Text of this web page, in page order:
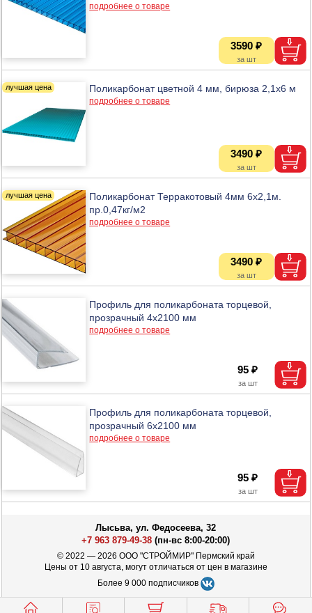
подробнее о товаре
3590 ₽
Поликарбонат цветной 4 мм, бирюза 2,1х6 м
подробнее о товаре
3490 ₽
Поликарбонат Терракотовый 4мм 6х2,1м.
пр.0,47кг/м2
подробнее о товаре
3490 ₽
Профиль для поликарбоната торцевой,
прозрачный 4х2100 мм
подробнее о товаре
95 ₽
Профиль для поликарбоната торцевой,
прозрачный 6х2100 мм
подробнее о товаре
95 ₽
Лысьва, ул. Федосеева, 32
+7 963 879-49-38 (пн-вс 8:00-20:00)
© 2022 — 2026 ООО "СТРОЙМИР" Пермский край
Цены от 10 августа, могут отличаться от цен в магазине
Более 9 000 подписчиков